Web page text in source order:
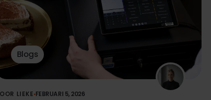
Blogs
LIEKE FEBRUARI 5, 2026